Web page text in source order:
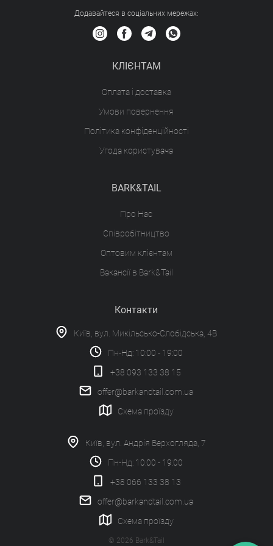
Додавайтеся в соціальних мережах:
КЛІЄНТАМ
Оплата і доставка
Умови повернення
Політика конфіденційності
Угода користувача
BARK&TAIL
Про Нас
Співробітництво
Оптовим клієнтам
Вакансії в Bark&Tail
Контакти
Київ, вул. Микільсько-Слобідська, 4В
Пн-Нд: 10:00 - 19:00
+38 093 133 38 15
offer@barkandtail.com.ua
Схема проїзду
Київ, вул. Андрія Верхогляда, 7
Пн-Нд: 10:00 - 19:00
+38 066 133 38 13
offer@barkandtail.com.ua
Схема проїзду
© 2026 Bark&Tail